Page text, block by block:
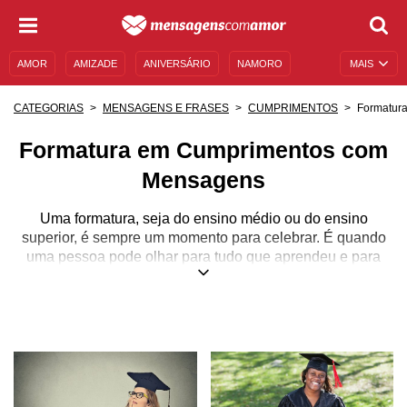
MAIS
AMOR AMIZADE ANIVERSÁRIO NAMORO
CATEGORIAS MENSAGENS E FRASES CUMPRIMENTOS Formatura
Formatura em Cumprimentos com
Mensagens
Uma formatura, seja do ensino médio ou do ensino
superior, é sempre um momento para celebrar. É quando
uma pessoa pode olhar para tudo que aprendeu e para
tudo que construiu ao longo do tempo, refletindo sobre os
quem acompanhou toda a trajetória de aprendizado, as
noites sem dormir, a tensão das provas e, finalmente, o
encerramento disso tudo.